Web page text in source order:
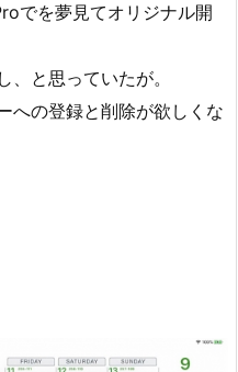
でを夢見てオリジナル開
と思っていたが。
への登録と削除が欲しくな